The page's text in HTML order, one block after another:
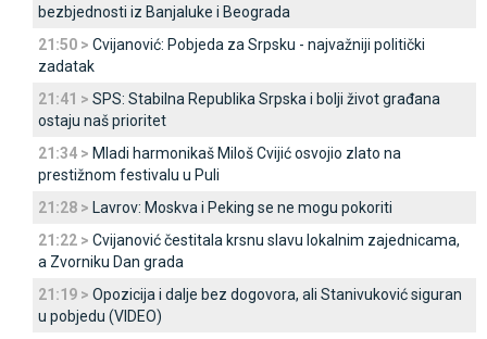
bezbjednosti iz Banjaluke i Beograda
21:50 > Cvijanović: Pobjeda za Srpsku - najvažniji politički
zadatak
21:41 > SPS: Stabilna Republika Srpska i bolji život građana
ostaju naš prioritet
21:34 > Mladi harmonikaš Miloš Cvijić osvojio zlato na
prestižnom festivalu u Puli
21:28 > Lavrov: Moskva i Peking se ne mogu pokoriti
21:22 > Cvijanović čestitala krsnu slavu lokalnim zajednicama,
a Zvorniku Dan grada
21:19 > Opozicija i dalje bez dogovora, ali Stanivuković siguran
u pobjedu (VIDEO)